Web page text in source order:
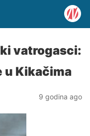
vatrogasci:
u Kikačima
9 godina ago